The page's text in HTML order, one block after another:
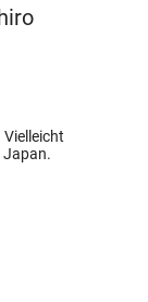
Japan.